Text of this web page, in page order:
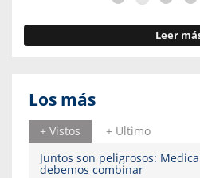
Leer
Los más
+ Vistos
+ Ultimo
Juntos son peligrosos:
debemos combinar